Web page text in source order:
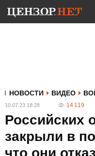
НОВОСТИ ВИДЕО
10.07.23 18:28 14 119
Российских
закрыли в
что они